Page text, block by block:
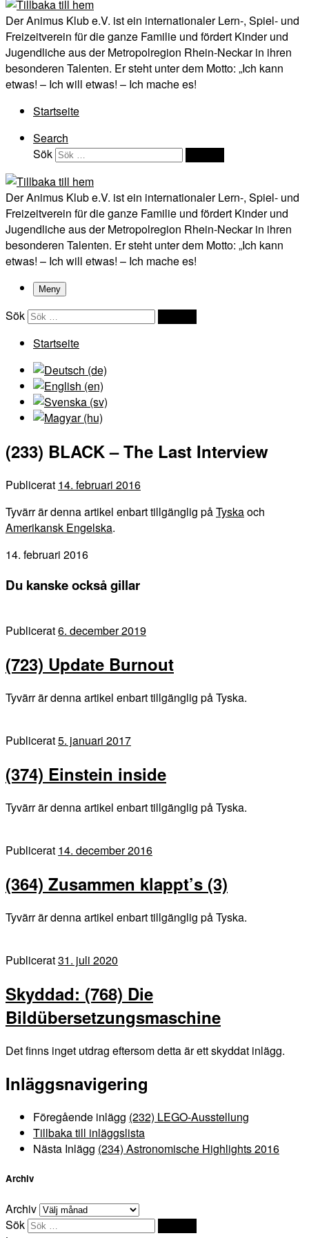
Der Animus Klub e.V. ist ein internationaler Lern-, Spiel- und
Freizeitverein für die ganze Familie und fördert Kinder und
Jugendliche aus der Metropolregion Rhein-Neckar in ihren
besonderen Talenten. Er steht unter dem Motto: „Ich kann
etwas! – Ich will etwas! – Ich mache es!
Startseite
Search
Sök
Der Animus Klub e.V. ist ein internationaler Lern-, Spiel- und
Freizeitverein für die ganze Familie und fördert Kinder und
Jugendliche aus der Metropolregion Rhein-Neckar in ihren
besonderen Talenten. Er steht unter dem Motto: „Ich kann
etwas! – Ich will etwas! – Ich mache es!
Meny
Sök
Startseite
(233) BLACK – The Last Interview
Publicerat 14. februari 2016
Tyvärr är denna artikel enbart tillgänglig påTyskaoch
Amerikansk Engelska.
14. februari 2016
Du kanske också gillar
Publicerat6. december 2019
(723) Update Burnout
Tyvärr är denna artikel enbart tillgänglig på Tyska.
Publicerat5. januari 2017
(374) Einstein inside
Tyvärr är denna artikel enbart tillgänglig på Tyska.
Publicerat 14. december 2016
(364) Zusammen klappt’s (3)
Tyvärr är denna artikel enbart tillgänglig på Tyska.
Publicerat31. juli 2020
Skyddad: (768) Die
Bildübersetzungsmaschine
Det finns inget utdrag eftersom detta är ett skyddat inlägg.
Inläggsnavigering
Föregående inlägg (232) LEGO-Ausstellung
Tillbaka till inläggslista
Nästa Inlägg (234) Astronomische Highlights 2016
Archiv
Archiv
Sök